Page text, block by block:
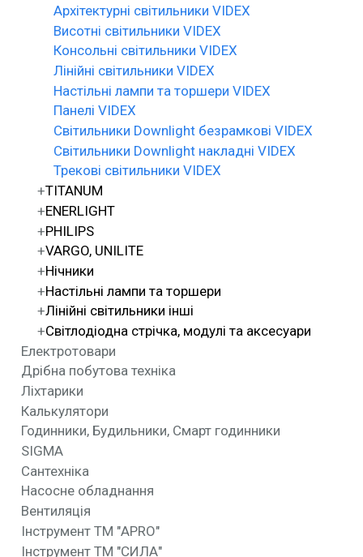
Архітектурні світильники VIDEX
Висотні світильники VIDEX
Консольні світильники VIDEX
Лінійні світильники VIDEX
Настільні лампи та торшери VIDEX
Панелі VIDEX
Світильники Downlight безрамкові VIDEX
Світильники Downlight накладні VIDEX
Трекові світильники VIDEX
TITANUM
ENERLIGHT
PHILIPS
VARGO, UNILITE
Нічники
Настільні лампи та торшери
Лінійні світильники інші
Світлодіодна стрічка, модулі та аксесуари
Електротовари
Дрібна побутова техніка
Ліхтарики
Калькулятори
Годинники, Будильники, Смарт годинники
SIGMA
Сантехніка
Насосне обладнання
Вентиляція
Інструмент ТМ "APRO"
Інструмент ТМ "СИЛА"